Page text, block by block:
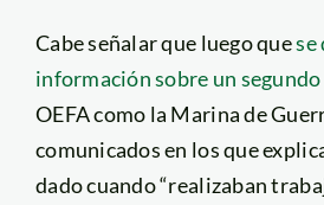
Cabe señalar que luego quese
información sobre un
OEFA como la Marina de
comunicados en los que
dado cuando “realizaban